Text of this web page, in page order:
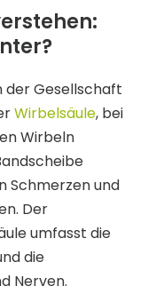
der Gesellschaft
Wirbelsäule, bei
Wirbeln
Schmerzen und
Der
umfasst die
die
Nerven.